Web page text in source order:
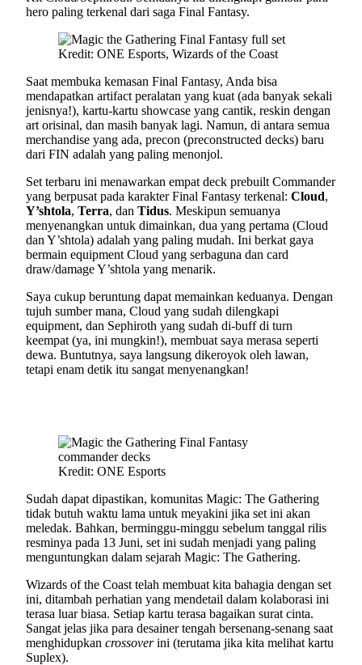
hero paling terkenal dari saga Final Fantasy.
Kredit: ONE Esports, Wizards of the Coast
Saat membuka kemasan Final Fantasy, Anda bisa
mendapatkan artifact peralatan yang kuat (ada banyak sekali
jenisnya!), kartu-kartu showcase yang cantik, reskin dengan
art orisinal, dan masih banyak lagi. Namun, di antara semua
merchandise yang ada, precon (preconstructed decks) baru
dari FIN adalah yang paling menonjol.
Set terbaru ini menawarkan empat deck prebuilt Commander
yang berpusat pada karakter Final Fantasy terkenal: Cloud,
Y’shtola, Terra, dan Tidus. Meskipun semuanya
menyenangkan untuk dimainkan, dua yang pertama (Cloud
dan Y’shtola) adalah yang paling mudah. Ini berkat gaya
bermain equipment Cloud yang serbaguna dan card
draw/damage Y’shtola yang menarik.
Saya cukup beruntung dapat memainkan keduanya. Dengan
tujuh sumber mana, Cloud yang sudah dilengkapi
equipment, dan Sephiroth yang sudah di-buff di turn
keempat (ya, ini mungkin!), membuat saya merasa seperti
dewa. Buntutnya, saya langsung dikeroyok oleh lawan,
tetapi enam detik itu sangat menyenangkan!
Kredit: ONE Esports
Sudah dapat dipastikan, komunitas Magic: The Gathering
tidak butuh waktu lama untuk meyakini jika set ini akan
meledak. Bahkan, berminggu-minggu sebelum tanggal rilis
resminya pada 13 Juni, set ini sudah menjadi yang paling
menguntungkan dalam sejarah Magic: The Gathering.
Wizards of the Coast telah membuat kita bahagia dengan set
ini, ditambah perhatian yang mendetail dalam kolaborasi ini
terasa luar biasa. Setiap kartu terasa bagaikan surat cinta.
Sangat jelas jika para desainer tengah bersenang-senang saat
menghidupkan crossoverini (terutama jika kita melihat kartu
Suplex).